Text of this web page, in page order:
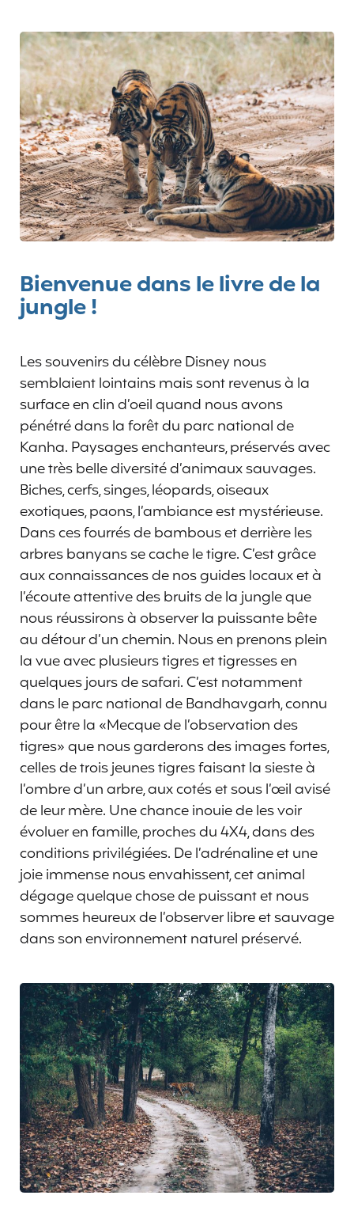
Bienvenue dans le livre de la
jungle !
Les souvenirs du célèbre Disney nous
semblaient lointains mais sont revenus à la
surface en clin d’oeil quand nous avons
pénétré dans la forêt du parc national de
Kanha. Paysages enchanteurs, préservés avec
une très belle diversité d’animaux sauvages.
Biches, cerfs, singes, léopards, oiseaux
exotiques, paons, l’ambiance est mystérieuse.
Dans ces fourrés de bambous et derrière les
arbres banyans se cache le tigre. C’est grâce
aux connaissances de nos guides locaux et à
l’écoute attentive des bruits de la jungle que
nous réussirons à observer la puissante bête
au détour d’un chemin. Nous en prenons plein
la vue avec plusieurs tigres et tigresses en
quelques jours de safari. C’est notamment
dans le parc national de Bandhavgarh, connu
pour être la «Mecque de l’observation des
tigres» que nous garderons des images fortes,
celles de trois jeunes tigres faisant la sieste à
l’ombre d’un arbre, aux cotés et sous l’œil avisé
de leur mère. Une chance inouie de les voir
évoluer en famille, proches du 4X4, dans des
conditions privilégiées. De l’adrénaline et une
joie immense nous envahissent, cet animal
dégage quelque chose de puissant et nous
sommes heureux de l’observer libre et sauvage
dans son environnement naturel préservé.